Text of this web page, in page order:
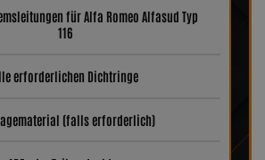
für Alfa Romeo Alfasud Typ
116
erforderlichen Dichtringe
(falls erforderlich)